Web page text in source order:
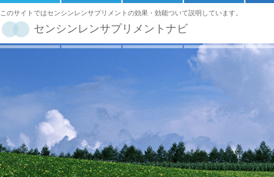
このサイトではセンシンレンサプリメントの効果・効能ついて説明しています。
センシンレンサプリメントナビ